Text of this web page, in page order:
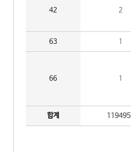
42 2
63 1
66 1
합계